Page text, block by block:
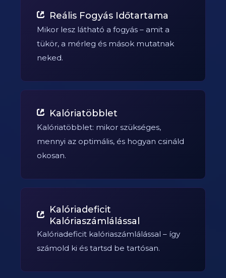
Reális Fogyás Időtartama
Mikor lesz látható a fogyás – amit a
tükör, a mérleg és mások mutatnak
neked.
Kalóriatöbblet
Kalóriatöbblet: mikor szükséges,
mennyi az optimális, és hogyan csináld
okosan.
Kalóriadeficit
Kalóriaszámlálással
Kalóriadeficit kalóriaszámlálással – így
számold ki és tartsd be tartósan.